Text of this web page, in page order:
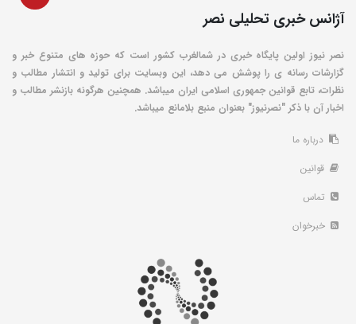
آژانس خبری تحلیلی نصر
نصر نیوز اولین پایگاه خبری در شمالغرب کشور است که حوزه های متنوع خبر و
گزارشات رسانه ی را پوشش می دهد، این وبسایت برای تولید و انتشار مطالب و
نظرات، تابع قوانین جمهوری اسلامی ایران میباشد. همچنین هرگونه بازنشر مطالب و
اخبار آن با ذکر "نصرنیوز" بعنوان منبع بلامانع میباشد.
درباره ما
قوانین
تماس
خبرخوان